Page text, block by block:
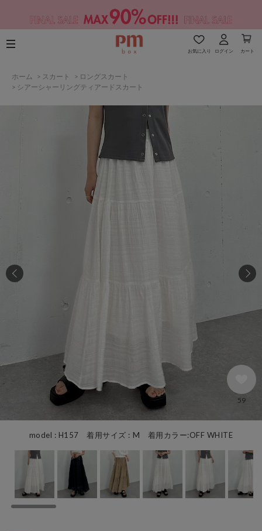
お気に入り ログイン カート
ホーム > スカート > ロングスカート
> シアーシャーリングティアードスカート
model : H157 着用サイズ : M 着用カラー:OFF WHITE
59